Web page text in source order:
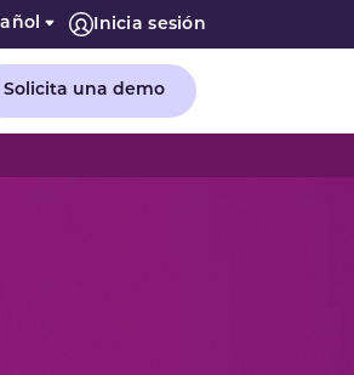
Inicia sesión
Solicita una demo